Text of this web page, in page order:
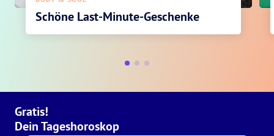
Schöne Last-Minute-Geschenke
Gratis!
Dein Tageshoroskop